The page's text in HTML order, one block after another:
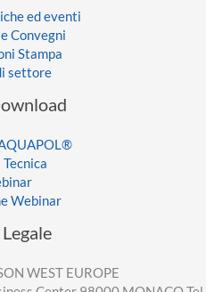
ed eventi
Convegni
Stampa
settore
Webinar
WEST EUROPE